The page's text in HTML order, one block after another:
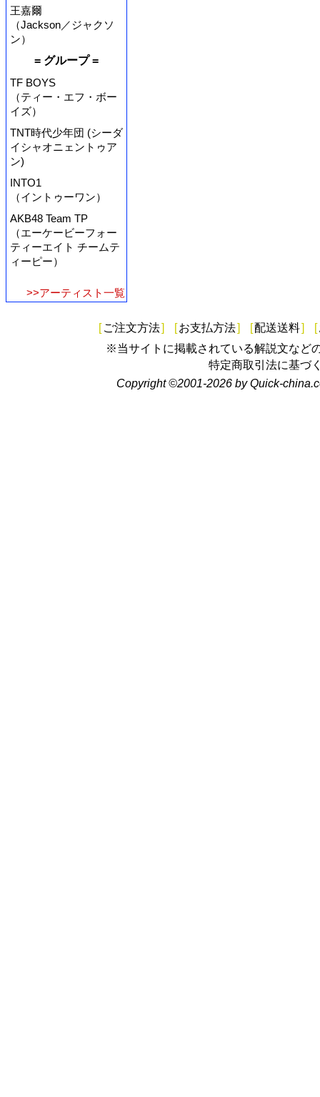
王嘉爾
（Jackson／ジャクソ
ン）
= グループ =
TF BOYS
（ティー・エフ・ボー
イズ）
TNT時代少年団 (シーダ
イシャオニェントゥア
ン)
INTO1
（イントゥーワン）
AKB48 Team TP
（エーケービーフォー
ティーエイト チームテ
ィーピー）
>>アーティスト一覧
[ ご注文方法] [お支払方法] [配送送料] [
※当サイトに掲載されている解説文など
特定商取引法に基づ
Copyright ©2001-2026 by Quick-